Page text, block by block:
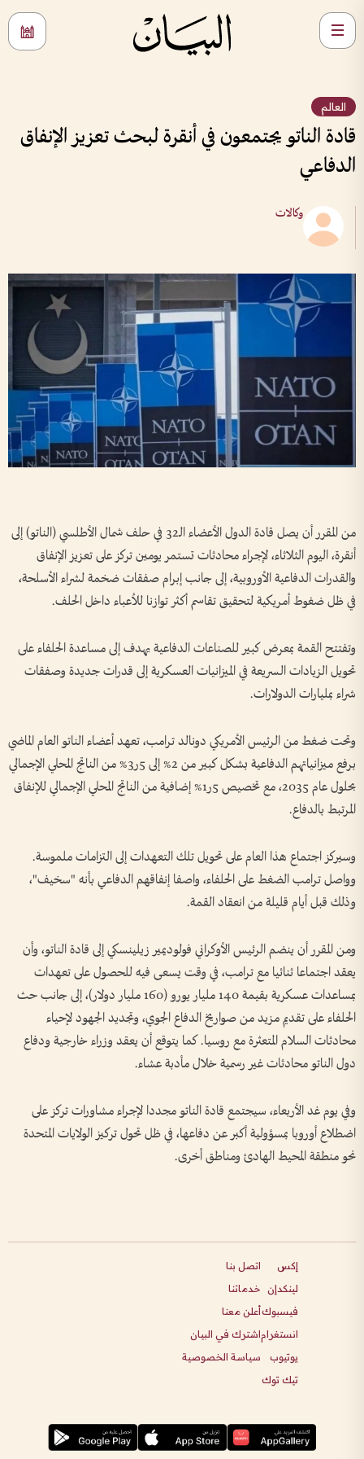
العالم
قادة الناتو يجتمعون في أنقرة لبحث تعزيز الإنفاق
الدفاعي
وكالات
من المقرر أن يصل قادة الدول الأعضاء الـ32 في حلف شمال الأطلسي (الناتو) إلى
أنقرة، اليوم الثلاثاء، لإجراء محادثات تستمر يومين تركز على تعزيز الإنفاق
والقدرات الدفاعية الأوروبية، إلى جانب إبرام صفقات ضخمة لشراء الأسلحة،
في ظل ضغوط أمريكية لتحقيق تقاسم أكثر توازنا للأعباء داخل الحلف.
وتفتتح القمة بمعرض كبير للصناعات الدفاعية يهدف إلى مساعدة الحلفاء على
تحويل الزيادات السريعة في الميزانيات العسكرية إلى قدرات جديدة وصفقات
شراء بمليارات الدولارات.
وتحت ضغط من الرئيس الأمريكي دونالد ترامب، تعهد أعضاء الناتو العام الماضي
برفع ميزانياتهم الدفاعية بشكل كبير من 2% إلى 5ر3% من الناتج المحلي الإجمالي
بحلول عام 2035، مع تخصيص 5ر1% إضافية من الناتج المحلي الإجمالي للإنفاق
المرتبط بالدفاع.
وسيركز اجتماع هذا العام على تحويل تلك التعهدات إلى التزامات ملموسة.
وواصل ترامب الضغط على الحلفاء، واصفا إنفاقهم الدفاعي بأنه "سخيف"،
وذلك قبل أيام قليلة من انعقاد القمة.
ومن المقرر أن ينضم الرئيس الأوكراني فولوديمير زيلينسكي إلى قادة الناتو، وأن
يعقد اجتماعا ثنائيا مع ترامب، في وقت يسعى فيه للحصول على تعهدات
بمساعدات عسكرية بقيمة 140 مليار يورو (160 مليار دولار)، إلى جانب حث
الحلفاء على تقديم مزيد من صواريخ الدفاع الجوي، وتجديد الجهود لإحياء
محادثات السلام المتعثرة مع روسيا. كما يتوقع أن يعقد وزراء خارجية ودفاع
دول الناتو محادثات غير رسمية خلال مأدبة عشاء.
وفي يوم غد الأربعاء، سيجتمع قادة الناتو مجددا لإجراء مشاورات تركز على
اضطلاع أوروبا بمسؤولية أكبر عن دفاعها، في ظل تحول تركيز الولايات المتحدة
نحو منطقة المحيط الهادئ ومناطق أخرى.
إكس
لينكدإن
فيسبوك
انستغرام
يوتيوب
تيك توك
اتصل بنا
خدماتنا
أعلن معنا
اشترك في البيان
سياسة الخصوصية